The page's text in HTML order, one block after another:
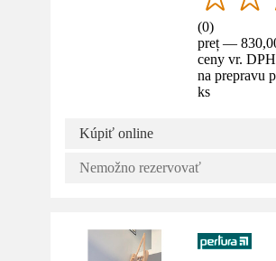
(0)
preț —
ceny vr.
na prepravu
ks
Kúpiť online
Nemožno rezervovať